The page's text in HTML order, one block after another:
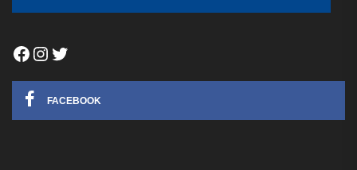
Facebook
Instagram
Twitter
FACEBOOK